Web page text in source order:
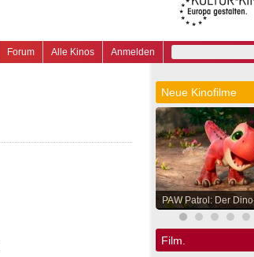
Anmelden
Alle Kinos
Forum
Neue Kinofilme
PAW Patrol: Der
Film.